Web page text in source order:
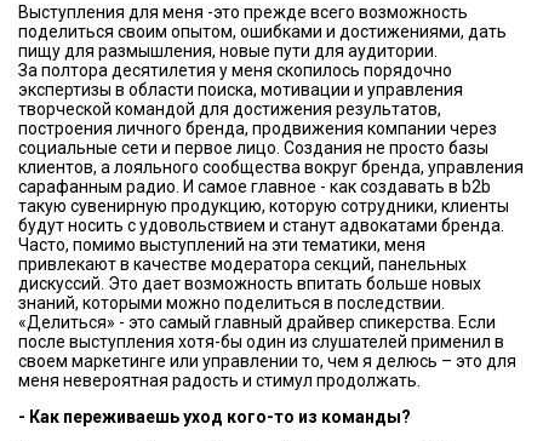
Выступления для меня -это прежде всего возможность
поделиться своим опытом, ошибками и достижениями, дать
пищу для размышления, новые пути для аудитории.
За полтора десятилетия у меня скопилось порядочно
экспертизы в области поиска, мотивации и управления
творческой командой для достижения результатов,
построения личного бренда, продвижения компании через
социальные сети и первое лицо. Создания не просто базы
клиентов, а лояльного сообщества вокруг бренда, управления
сарафанным радио. И самое главное - как создавать в b2b
такую сувенирную продукцию, которую сотрудники, клиенты
будут носить с удовольствием и станут адвокатами бренда.
Часто, помимо выступлений на эти тематики, меня
привлекают в качестве модератора секций, панельных
дискуссий. Это дает возможность впитать больше новых
знаний, которыми можно поделиться в последствии.
«Делиться» - это самый главный драйвер спикерства. Если
после выступления хотя-бы один из слушателей применил в
своем маркетинге или управлении то, чем я делюсь – это для
меня невероятная радость и стимул продолжать.
- Как переживаешь уход кого-то из команды?